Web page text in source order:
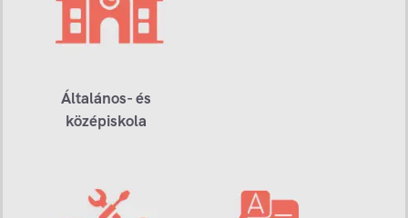
Általános- és
középiskola